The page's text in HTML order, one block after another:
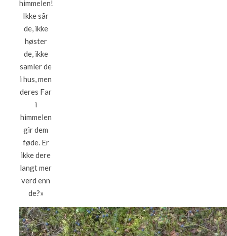
himmelen!
Ikke sår
de, ikke
høster
de, ikke
samler de
i hus, men
deres Far
i
himmelen
gir dem
føde. Er
ikke dere
langt mer
verd enn
de?»